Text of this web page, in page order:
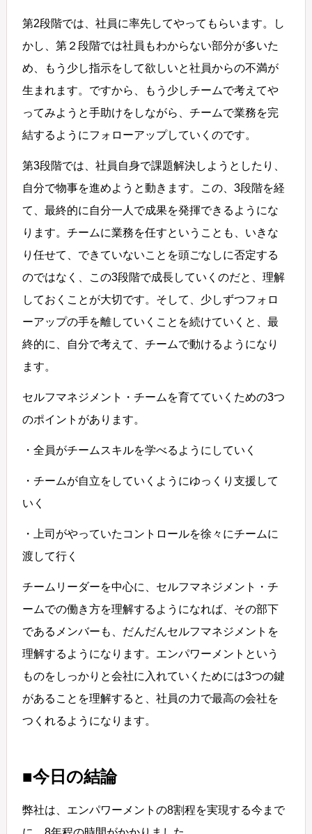
第2段階では、社員に率先してやってもらいます。し
かし、第２段階では社員もわからない部分が多いた
め、もう少し指示をして欲しいと社員からの不満が
生まれます。ですから、もう少しチームで考えてや
ってみようと手助けをしながら、チームで業務を完
結するようにフォローアップしていくのです。
第3段階では、社員自身で課題解決しようとしたり、
自分で物事を進めようと動きます。この、3段階を経
て、最終的に自分一人で成果を発揮できるようにな
ります。チームに業務を任すということも、いきな
り任せて、できていないことを頭ごなしに否定する
のではなく、この3段階で成長していくのだと、理解
しておくことが大切です。そして、少しずつフォロ
ーアップの手を離していくことを続けていくと、最
終的に、自分で考えて、チームで動けるようになり
ます。
セルフマネジメント・チームを育てていくための3つ
のポイントがあります。
・全員がチームスキルを学べるようにしていく
・チームが自立をしていくようにゆっくり支援して
いく
・上司がやっていたコントロールを徐々にチームに
渡して行く
チームリーダーを中心に、セルフマネジメント・チ
ームでの働き方を理解するようになれば、その部下
であるメンバーも、だんだんセルフマネジメントを
理解するようになります。エンパワーメントという
ものをしっかりと会社に入れていくためには3つの鍵
があることを理解すると、社員の力で最高の会社を
つくれるようになります。
■今日の結論
弊社は、エンパワーメントの8割程を実現する今まで